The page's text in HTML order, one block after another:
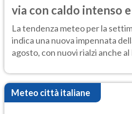
via con caldo intenso
temporale
La tendenza meteo per la
indica una nuova impennata
agosto, con nuovi rialzi anche
Meteo città italiane